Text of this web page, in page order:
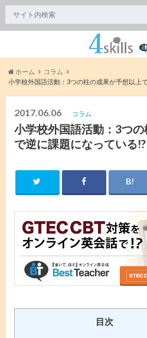
ホーム
コラム
小学校外国語活動：3つの柱の成果が予想以上
2017.06.06 コラム
小学校外国語活動：3つ
で逆に課題になっている!?
目次